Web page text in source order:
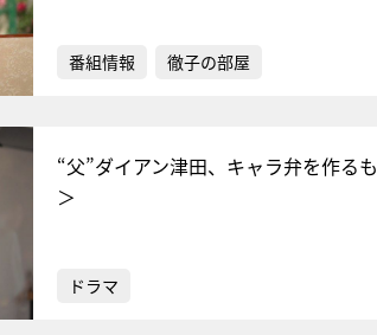
番組情報 徹子の部屋
“父”ダイアン津田、キャラ弁を作る
＞
ドラマ